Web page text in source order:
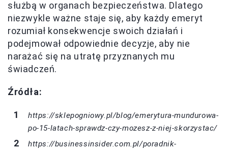
służbą w organach bezpieczeństwa. Dlatego
niezwykle ważne staje się, aby każdy emeryt
rozumiał konsekwencje swoich działań i
podejmował odpowiednie decyzje, aby nie
narażać się na utratę przyznanych mu
świadczeń.
Źródła:
https://sklepogniowy.pl/blog/emerytura-mundurowa-
po-15-latach-sprawdz-czy-mozesz-z-niej-skorzystac/
https://businessinsider.com.pl/poradnik-